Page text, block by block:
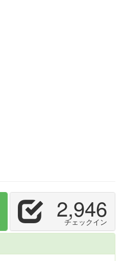
2,946
チェックイン